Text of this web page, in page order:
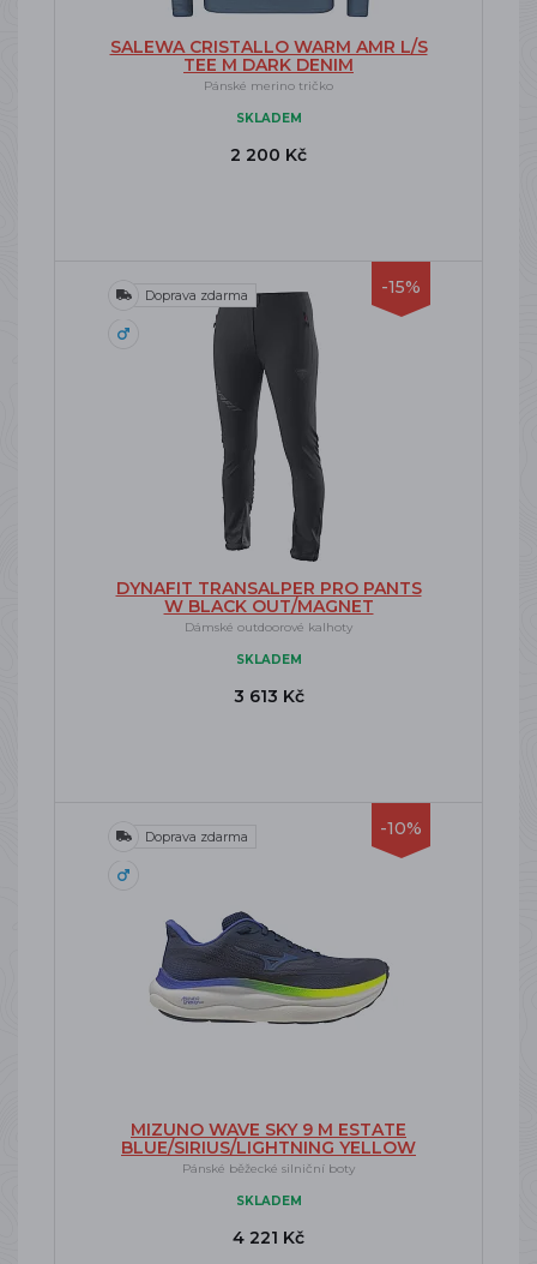
SALEWA CRISTALLO WARM AMR L/S
TEE M DARK DENIM
Pánské merino tričko
SKLADEM
2 200 Kč
-15%
Doprava zdarma
DYNAFIT TRANSALPER PRO PANTS
W BLACK OUT/MAGNET
Dámské outdoorové kalhoty
SKLADEM
3 613 Kč
-10%
Doprava zdarma
MIZUNO WAVE SKY 9 M ESTATE
BLUE/SIRIUS/LIGHTNING YELLOW
Pánské běžecké silniční boty
SKLADEM
4 221 Kč